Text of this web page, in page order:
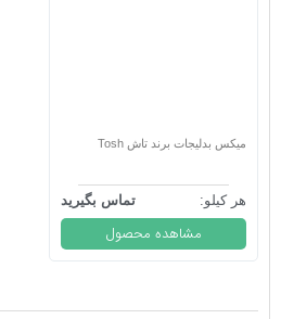
میکس بدلیجات برند تاش Tosh
هر کیلو: تماس بگیرید
مشاهده محصول